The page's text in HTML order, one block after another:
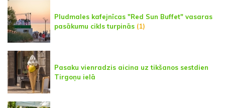
Pludmales kafejnīcas "Red Sun Buffet" vasaras
pasākumu cikls turpinās (1)
Pasaku vienradzis aicina uz tikšanos sestdien
Tirgoņu ielā